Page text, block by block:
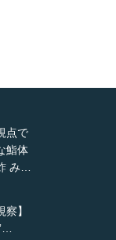
点で
鮨体
み…
察】